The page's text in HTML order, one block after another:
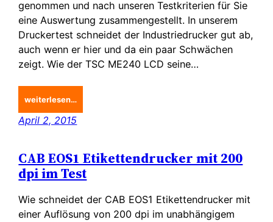
genommen und nach unseren Testkriterien für Sie
eine Auswertung zusammengestellt. In unserem
Druckertest schneidet der Industriedrucker gut ab,
auch wenn er hier und da ein paar Schwächen
zeigt. Wie der TSC ME240 LCD seine…
weiterlesen…
April 2, 2015
CAB EOS1 Etikettendrucker mit 200
dpi im Test
Wie schneidet der CAB EOS1 Etikettendrucker mit
einer Auflösung von 200 dpi im unabhängigem